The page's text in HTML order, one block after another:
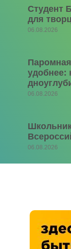
Студент
для
06.08.2026
удобнее:
06.08.2026
06.08.2026